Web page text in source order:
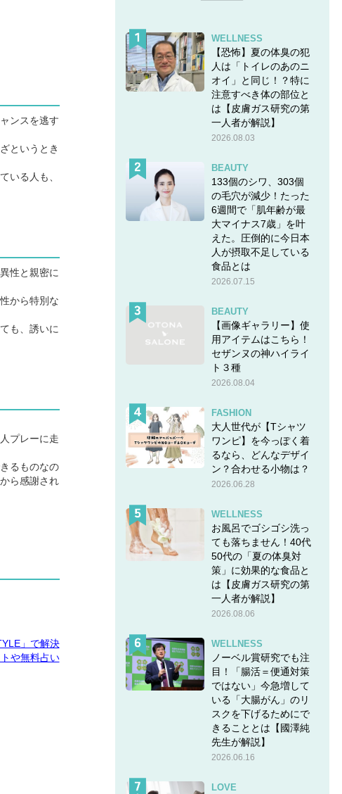
ンスを逃す
というとき
いる人も、
性と親密に
から特別な
も、誘いに
プレーに走
るものなの
ら感謝され
」で解決
や無料占い
WELLNESS
【恐怖】夏の体臭の犯
人は「トイレのあのニ
オイ」と同じ！？特に
注意すべき体の部位と
は【皮膚ガス研究の第
一人者が解説】
2026.08.03
BEAUTY
133個のシワ、303個
の毛穴が減少！たった
6週間で「肌年齢が最
大マイナス7歳」を叶
えた。圧倒的に今日本
人が摂取不足している
食品とは
2026.07.15
BEAUTY
【画像ギャラリー】使
用アイテムはこちら！
セザンヌの神ハイライ
ト３種
2026.08.04
FASHION
大人世代が【Tシャツ
ワンピ】を今っぽく着
るなら、どんなデザイ
ン？合わせる小物は？
2026.06.28
WELLNESS
お風呂でゴシゴシ洗っ
ても落ちません！40代
50代の「夏の体臭対
策」に効果的な食品と
は【皮膚ガス研究の第
一人者が解説】
2026.08.06
WELLNESS
ノーベル賞研究でも注
目！「腸活＝便通対策
ではない」今急増して
いる「大腸がん」のリ
スクを下げるためにで
きることとは【國澤純
先生が解説】
2026.06.16
LOVE